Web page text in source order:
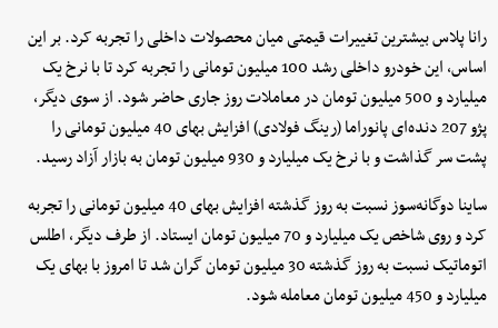
رانا پلاس بیشترین تغییرات قیمتی میان محصولات داخلی را تجربه کرد. بر این
اساس، این خودرو داخلی رشد 100 میلیون تومانی را تجربه کرد تا با نرخ یک
میلیارد و 500 میلیون تومان در معاملات روز جاری حاضر شود. از سوی دیگر،
پژو 207 دنده‌ای پانوراما (رینگ فولادی) افزایش بهای 40 میلیون تومانی را
پشت سر گذاشت و با نرخ یک میلیارد و 930 میلیون تومان به بازار آزاد رسید.
ساینا دوگانه‌سوز نسبت به روز گذشته افزایش بهای 40 میلیون تومانی را تجربه
کرد و روی شاخص یک میلیارد و 70 میلیون تومان ایستاد. از طرف دیگر، اطلس
اتوماتیک نسبت به روز گذشته 30 میلیون تومان گران شد تا امروز با بهای یک
میلیارد و 450 میلیون تومان معامله شود.